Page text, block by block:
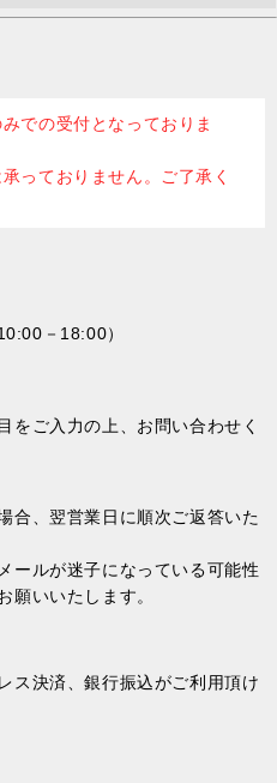
での受付となっておりま
っておりません。ご了承く
－18:00）
をご入力の上、お問い合わせく
合、翌営業日に順次ご返答いた
ールが迷子になっている可能性
願いいたします。
ス決済、銀行振込がご利用頂け